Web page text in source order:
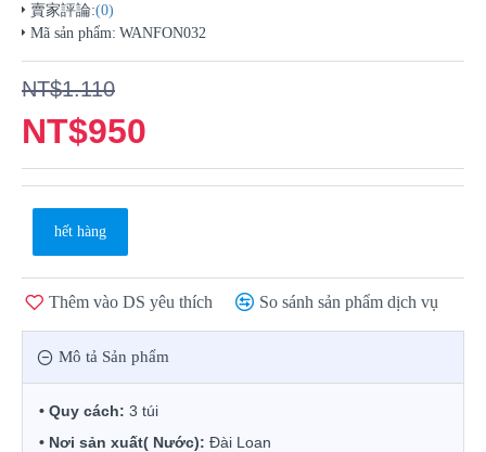
賣家評論:(0)
Mã sản phẩm: WANFON032
NT$950
NT$1.110
hết hàng
Thêm vào DS yêu thích So sánh sản phẩm dịch vụ
Mô tả Sản phẩm
• Quy cách: 3 túi
• Nơi sản xuất( Nước): Đài Loan